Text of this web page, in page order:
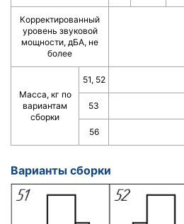
Корректированный
уровень звуковой
мощности, дБА, не
более
Масса, кг по
вариантам
сборки
51, 52
53
56
Варианты сборки